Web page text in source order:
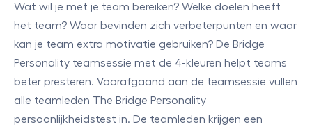
Wat wil je met je team bereiken? Welke doelen heeft
het team? Waar bevinden zich verbeterpunten en waar
kan je team extra motivatie gebruiken? De Bridge
Personality teamsessie met de 4-kleuren helpt teams
beter presteren. Voorafgaand aan de teamsessie vullen
alle teamleden The Bridge Personality
persoonlijkheidstest in. De teamleden krijgen een